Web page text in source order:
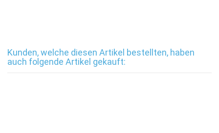
Kunden, welche diesen Artikel bestellten, haben
auch folgende Artikel gekauft: